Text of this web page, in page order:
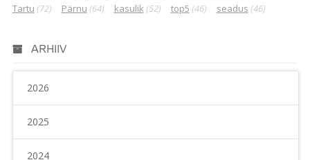
Tartu (72) Pärnu (64) kasulik (52) top5 (46) seadus (46)
ARHIIV
2026
2025
2024